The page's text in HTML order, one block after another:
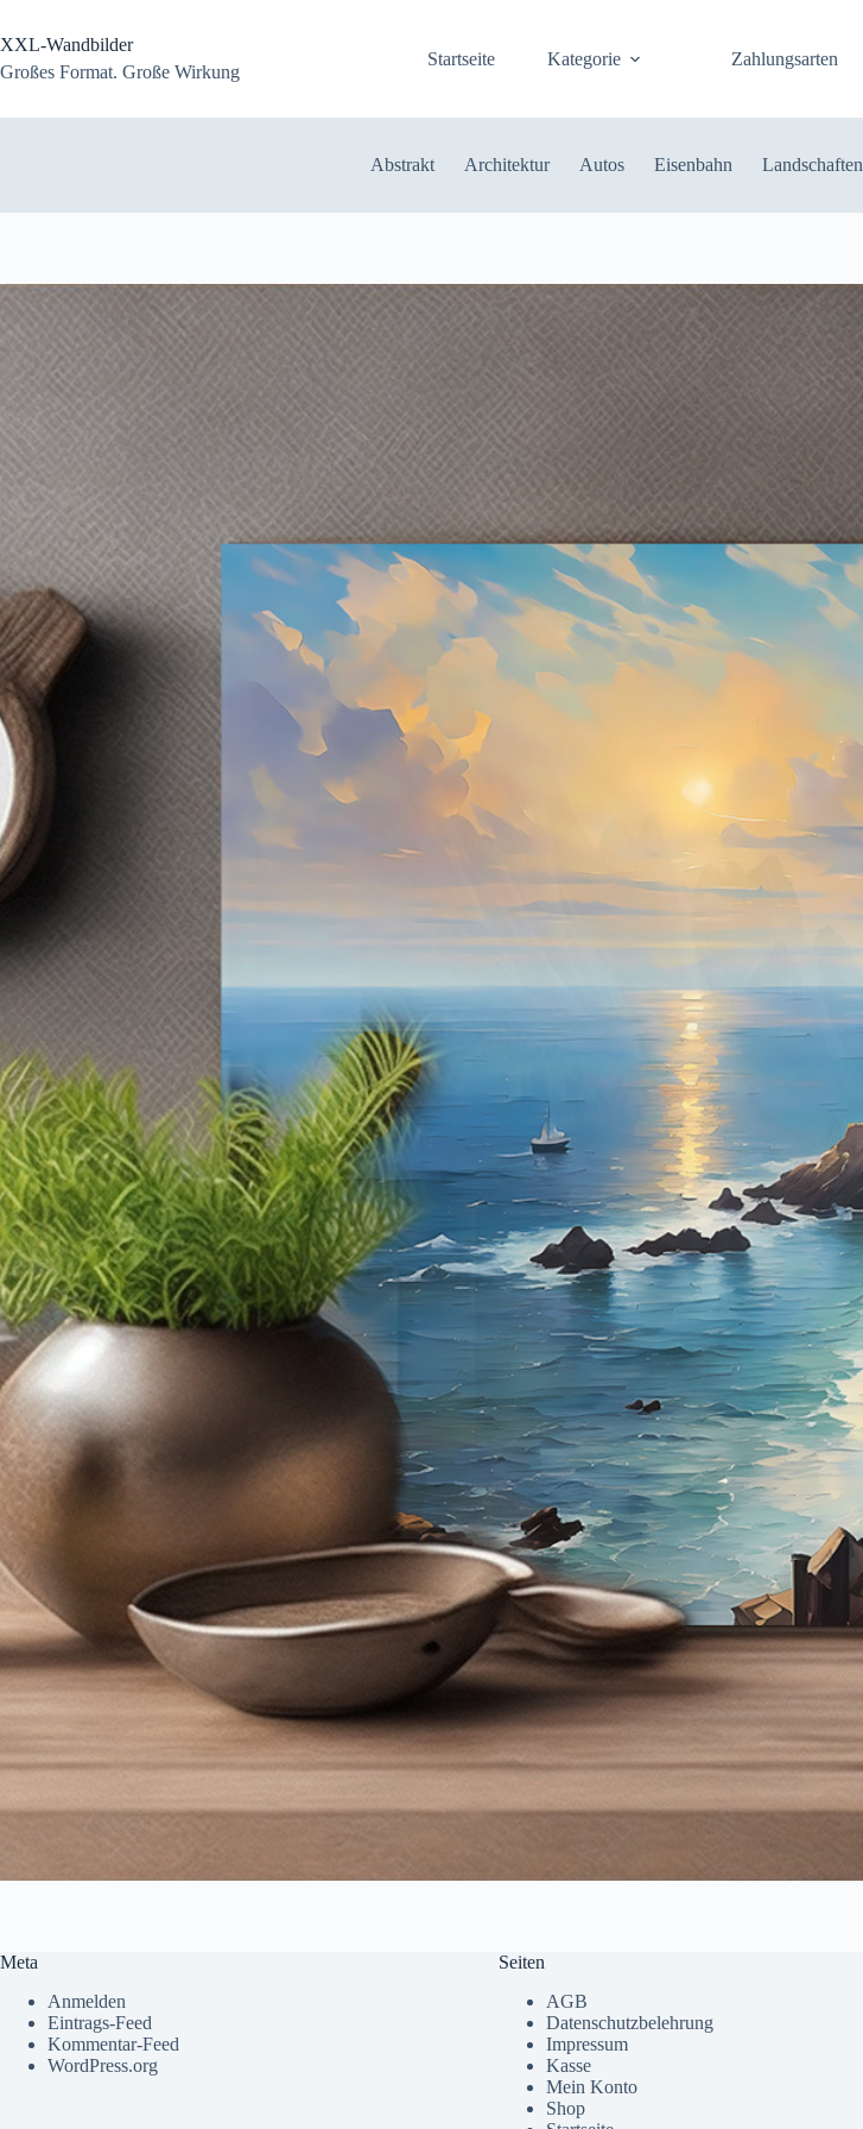
springen
XXL-Wandbilder
Großes Format. Große Wirkung
Startseite Kategorie Zahlungsarten
Abstrakt Architektur Autos Eisenbahn Landschaften
Meta
Anmelden
Eintrags-Feed
Kommentar-Feed
WordPress.org
Seiten
AGB
Datenschutzbelehrung
Impressum
Kasse
Mein Konto
Shop